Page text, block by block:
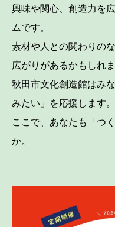
興味や関心、創造力を
ムです。
素材や人との関わりの
広がりがあるかもしれま
秋田市文化創造館はみ
みたい」を応援します。
ここで、あなたも「つ
か。